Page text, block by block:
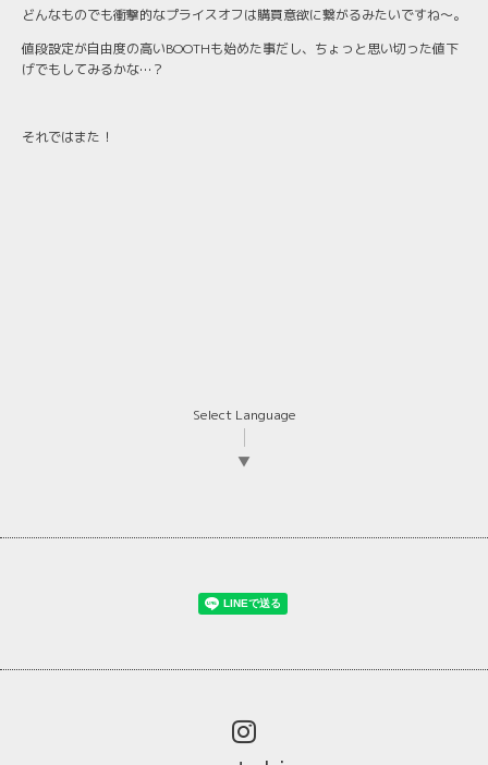
どんなものでも衝撃的なプライスオフは購買意欲に繋がるみたいですね〜。
値段設定が自由度の高いBOOTHも始めた事だし、ちょっと思い切った値下
げでもしてみるかな…？
それではまた！
Select Language
▼